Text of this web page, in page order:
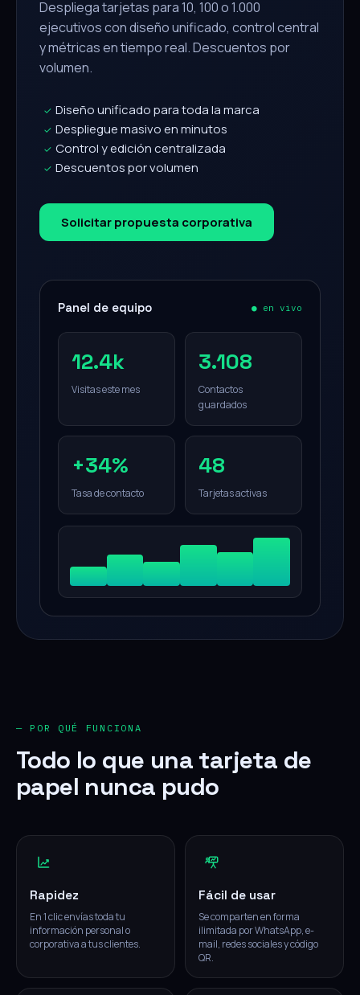
Despliega tarjetas para 10, 100 o 1.000
ejecutivos con diseño unificado, control central
y métricas en tiempo real. Descuentos por
volumen.
✓ Diseño unificado para toda la marca
✓ Despliegue masivo en minutos
✓ Control y edición centralizada
✓ Descuentos por volumen
Solicitar propuesta corporativa
Panel de equipo ● en vivo
12.4k
Visitas este mes
3.108
Contactos
guardados
+34%
Tasa de contacto
48
Tarjetas activas
— POR QUÉ FUNCIONA
Todo lo que una tarjeta de
papel nunca pudo
Rapidez
En 1 clic envías toda tu
información personal o
corporativa a tus clientes.
Fácil de usar
Se comparten en forma
ilimitada por WhatsApp, e-
mail, redes sociales y código
QR.